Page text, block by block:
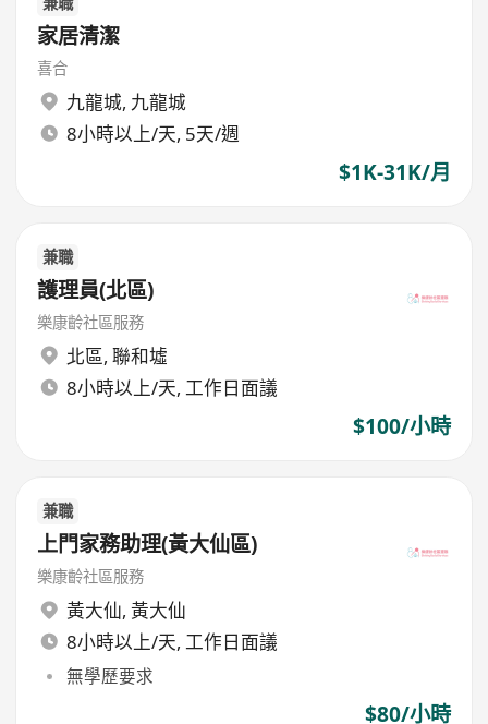
家居清潔
喜合
九龍城, 九龍城
8小時以上/天, 5天/週
$1K-31K/月
兼職
護理員(北區)
樂康齡社區服務
北區, 聯和墟
8小時以上/天, 工作日面議
$100/小時
兼職
上門家務助理(黃大仙區)
樂康齡社區服務
黃大仙, 黃大仙
8小時以上/天, 工作日面議
無學歷要求
$80/小時